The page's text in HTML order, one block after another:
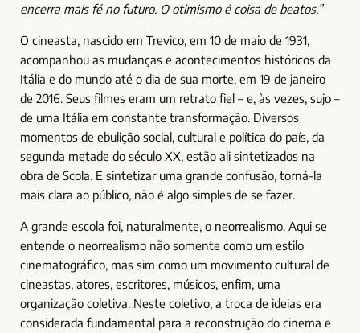
encerra mais fé no futuro. O otimismo é coisa de beatos.”
O cineasta, nascido em Trevico, em 10 de maio de 1931,
acompanhou as mudanças e acontecimentos históricos da
Itália e do mundo até o dia de sua morte, em 19 de janeiro
de 2016. Seus filmes eram um retrato fiel – e, às vezes, sujo –
de uma Itália em constante transformação. Diversos
momentos de ebulição social, cultural e política do país, da
segunda metade do século XX, estão ali sintetizados na
obra de Scola. E sintetizar uma grande confusão, torná-la
mais clara ao público, não é algo simples de se fazer.
A grande escola foi, naturalmente, o neorrealismo. Aqui se
entende o neorrealismo não somente como um estilo
cinematográfico, mas sim como um movimento cultural de
cineastas, atores, escritores, músicos, enfim, uma
organização coletiva. Neste coletivo, a troca de ideias era
considerada fundamental para a reconstrução do cinema e